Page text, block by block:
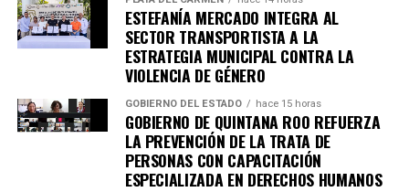
Recibe las noticias al instante
Únete al canal oficial de WhatsApp de
Quinto Poder y recibe las noticias más
importantes de Quintana Roo directamente
en tu teléfono.
ESTEFANÍA MERCADO INTEGRA AL
SECTOR TRANSPORTISTA A LA
ESTRATEGIA MUNICIPAL CONTRA LA
VIOLENCIA DE GÉNERO
GOBIERNO DEL ESTADO hace 15 horas
GOBIERNO DE QUINTANA ROO REFUERZA
LA PREVENCIÓN DE LA TRATA DE
PERSONAS CON CAPACITACIÓN
ESPECIALIZADA EN DERECHOS HUMANOS